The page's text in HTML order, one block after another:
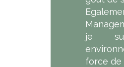
je
force de